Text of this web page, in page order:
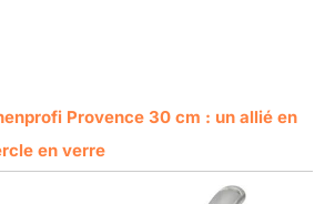
Provence 30 cm : un allié en
en verre